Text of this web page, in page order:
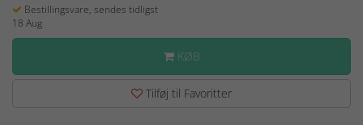
Bestillingsvare, sendes tidligst
18 Aug
KØB
Tilføj til Favoritter